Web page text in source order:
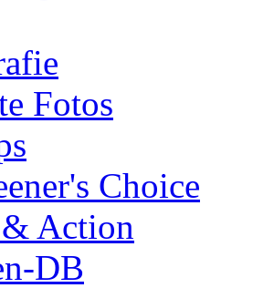
Fotos
Choice
Action
DB